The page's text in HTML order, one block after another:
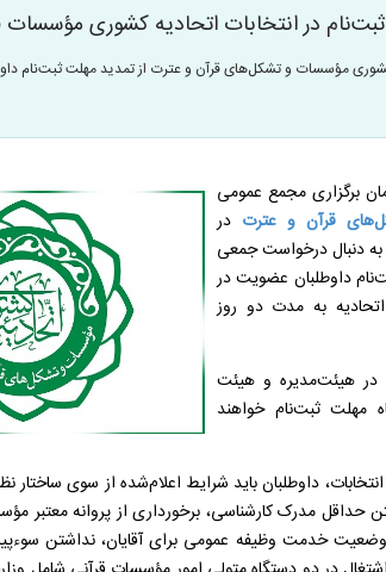
در انتخابات اتحادیه کشوری مؤسسات
کشوری مؤسسات و تشکل‌های قرآن و عترت از تمدید مهلت ثبت‌نام
برگزاری مجمع عمومی
قرآن و عترت در
به دنبال درخواست جمعی
داوطلبان عضویت در
به مدت دو روز
هیئت‌مدیره و هیئت
مهلت ثبت‌نام خواهند
داوطلبان باید شرایط اعلام‌شده از سوی ساختار
حداقل مدرک کارشناسی، برخورداری از پروانه معتبر
وضعیت خدمت وظیفه عمومی برای آقایان، نداشتن